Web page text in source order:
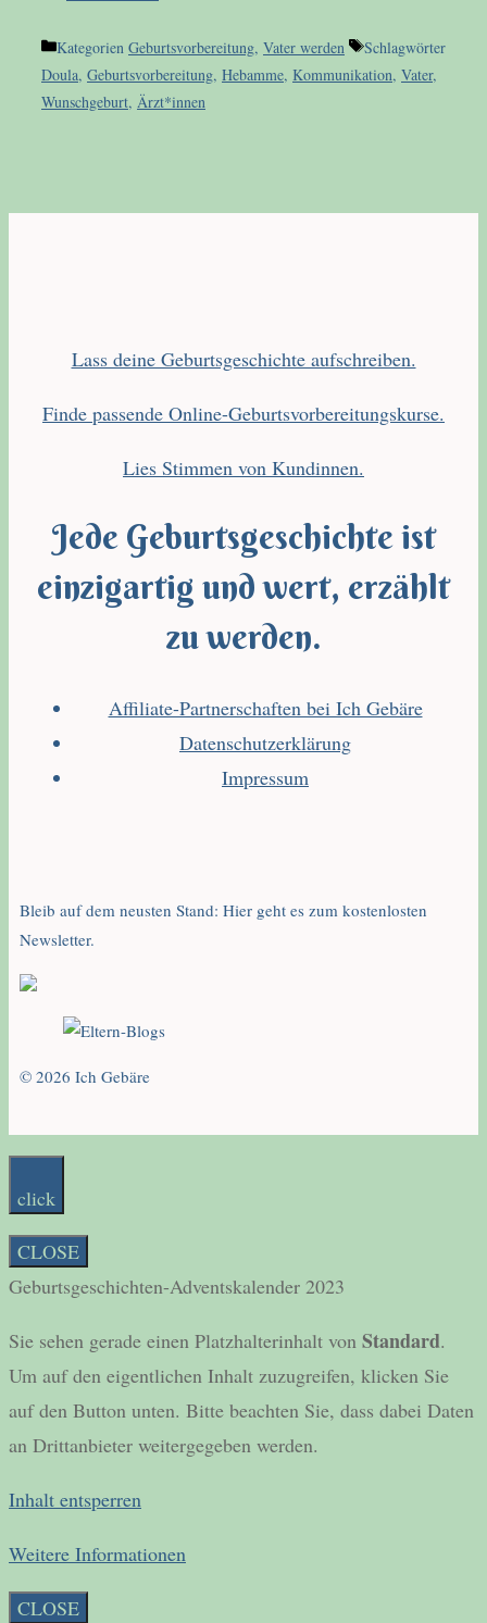
Kategorien Geburtsvorbereitung, Vater werden
Schlagwörter
Doula, Geburtsvorbereitung, Hebamme, Kommunikation, Vater,
Wunschgeburt, Ärzt*innen
Lass deine Geburtsgeschichte aufschreiben.
Finde passende Online-Geburtsvorbereitungskurse.
Lies Stimmen von Kundinnen.
Jede Geburtsgeschichte ist
einzigartig und wert, erzählt
zu werden.
Affiliate-Partnerschaften bei Ich Gebäre
Datenschutzerklärung
Impressum
Bleib auf dem neusten Stand: Hier geht es zum kostenlosten
Newsletter.
© 2026 Ich Gebäre
click
CLOSE
Geburtsgeschichten-Adventskalender 2023
Sie sehen gerade einen Platzhalterinhalt von Standard.
Um auf den eigentlichen Inhalt zuzugreifen, klicken Sie
auf den Button unten. Bitte beachten Sie, dass dabei Daten
an Drittanbieter weitergegeben werden.
Inhalt entsperren
Weitere Informationen
CLOSE